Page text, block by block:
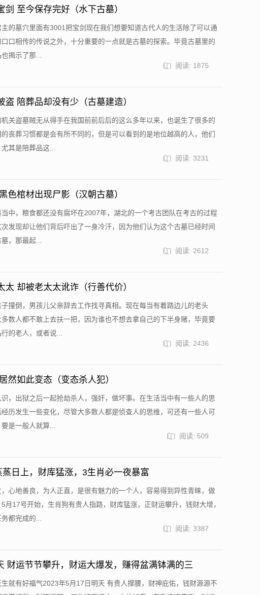
剑 至今保存完好（水下古墓）
的墓穴里面有3001把宝剑现在我们想要知道古代人的生活除了可以通
口相传的传说之外，十分重要的一点就是古墓的探索。毕竟古墓里的
揭示了那...
阅读: 1875
盗 陪葬品却没有少（古墓建造）
关盗墓贼无从得手在我国前前后后的这么多年以来，也诞生了很多的
丧葬习惯都是会有所不同的，但是可以看到的是地位越高的人，他们
其是陪葬品这...
阅读: 3231
色棺材出现尸影（汉朝古墓）
中，粮食都还没有腐坏在2007年，湖北的一个考古团队在考古的过程
发现却让他们背后吓出了一身冷汗，因为他们认为这个古墓已经时间
，那最起...
阅读: 2612
太 却被老太太讹诈（行善代价）
撞倒，男孩儿父亲辞去工作找寻真相。现在每当有着路边儿的老头
数人都不敢上去扶一把，因为谁也不想去拿自己的下半身赌，毕竟要
的老人，或者说...
阅读: 2436
然如此变态（变态杀人犯）
，出狱之后一起抢劫杀人，强奸，做坏事。在生活当中有一些人的思
历发生一些变化，尽管大多数人都是侦查人的思维，可还有一些人可
是一般人就算...
阅读: 509
日上，财库猛涨，3生肖必一夜暴富
心地善良，为人正直，是很有魅力的一个人，容易得到异性青睐，做
月17号开始，生肖狗有贵人指路，财库猛涨，正财运攀升，钱财大增，
都完成的...
阅读: 3387
财运节节攀升，财运大爆发，赚得盆满钵满的三
就有好福气2023年5月17日明天 有贵人撑腰，财神庇佑，钱财源源不